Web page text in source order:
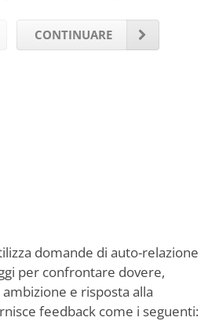
CONTINUARE
domande di auto-relazione
per confrontare dovere,
e risposta alla
feedback come i seguenti: